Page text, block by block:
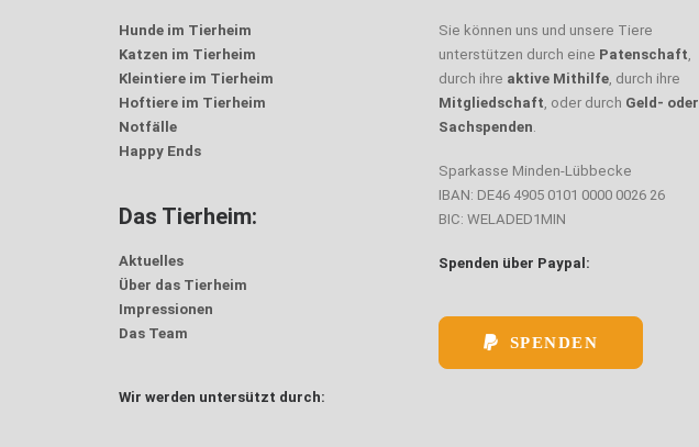
Hunde im Tierheim
Katzen im Tierheim
Kleintiere im Tierheim
Hoftiere im Tierheim
Notfälle
Happy Ends
Das Tierheim:
Aktuelles
Über das Tierheim
Impressionen
Das Team
Wir werden untersützt durch:
Sie können uns und unsere Tiere
unterstützen durch eine Patenschaft,
durch ihre aktive Mithilfe, durch ihre
Mitgliedschaft, oder durch Geld- oder
Sachspenden.
Sparkasse Minden-Lübbecke
IBAN: DE46 4905 0101 0000 0026 26
BIC: WELADED1MIN
Spenden über Paypal:
SPENDEN